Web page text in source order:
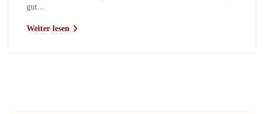
gut...
Weiter lesen